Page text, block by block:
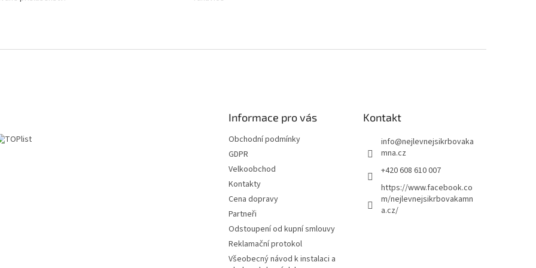
Informace pro vás
Obchodní podmínky
GDPR
Velkoobchod
Kontakty
Cena dopravy
Partneři
Odstoupení od kupní smlouvy
Reklamační protokol
Všeobecný návod k instalaci a
Kontakt
info@nejlevnejsikrbovaka
mna.cz
+420 608 610 007
https://www.facebook.co
m/nejlevnejsikrbovakamn
a.cz/